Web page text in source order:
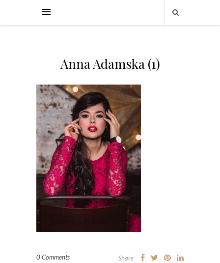
Anna Adamska (1)
0 Comments Share